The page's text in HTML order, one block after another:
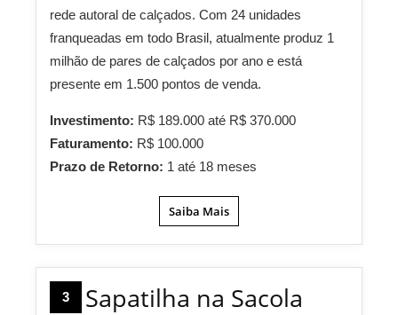
rede autoral de calçados. Com 24 unidades
franqueadas em todo Brasil, atualmente produz 1
milhão de pares de calçados por ano e está
presente em 1.500 pontos de venda.
Investimento: R$ 189.000 até R$ 370.000
Faturamento: R$ 100.000
Prazo de Retorno: 1 até 18 meses
Saiba Mais
3 Sapatilha na Sacola